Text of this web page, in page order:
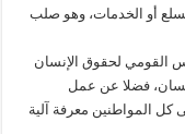
أو الخدمات، وهو صلب
القومي لحقوق الإنسان
فضلا عن عمل
المواطنين معرفة آلية